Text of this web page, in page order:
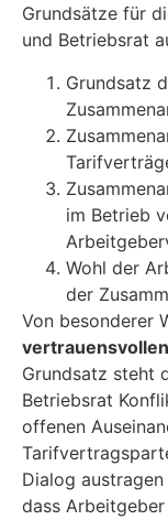
Grundsätze für
und Betriebsrat
Grundsatz
im Betrieb
Wohl der
der
Von besonderer
Grundsatz steht
Betriebsrat
offenen
Dialog
dass